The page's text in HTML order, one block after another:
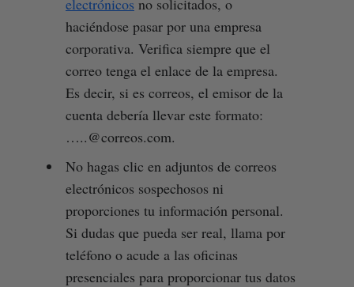
electrónicos no solicitados, o
haciéndose pasar por una empresa
corporativa. Verifica siempre que el
correo tenga el enlace de la empresa.
Es decir, si es correos, el emisor de la
cuenta debería llevar este formato:
…..@correos.com.
No hagas clic en adjuntos de correos
electrónicos sospechosos ni
proporciones tu información personal.
Si dudas que pueda ser real, llama por
teléfono o acude a las oficinas
presenciales para proporcionar tus datos